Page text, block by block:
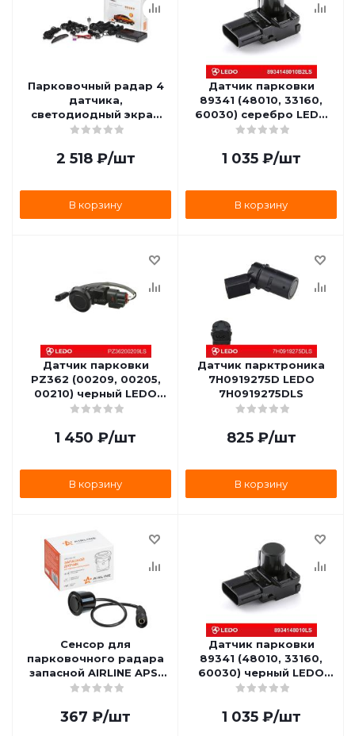
Парковочный радар 4
датчика,
светодиодный экран
AIRLINE APS-4L-01
2 518₽/шт
В корзину
Датчик парковки
89341 (48010, 33160,
60030) серебро LEDO
8934148010B2LS
1 035₽/шт
В корзину
Датчик парковки
PZ362 (00209, 00205,
00210) черный LEDO
PZ36200209LS
1 450 ₽/шт
В корзину
Датчик парктроника
7H0919275D LEDO
7H0919275DLS
825₽/шт
В корзину
Сенсор для
парковочного радара
запасной AIRLINE APS-
SS-05
367 ₽/шт
Датчик парковки
89341 (48010, 33160,
60030) черный LEDO
8934148010LS
1 035₽/шт